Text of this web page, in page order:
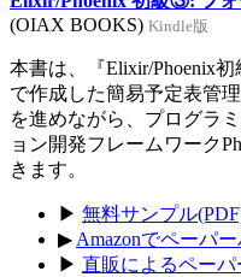
(OIAX BOOKS) Kindle版
本書は、『Elixir/Phoenix
で作成した簡易予定表管
を進めながら、プログラ
ョン開発フレームワーク
きます。
▶ 無料サンプル
▶ Amazonでペーパ
▶ 直販によるペー